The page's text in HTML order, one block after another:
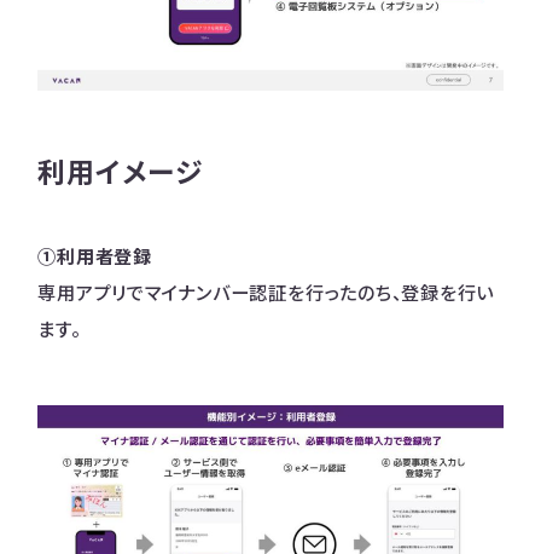
利用イメージ
①利用者登録
専用アプリでマイナンバー認証を行ったのち、登録を行い
ます。